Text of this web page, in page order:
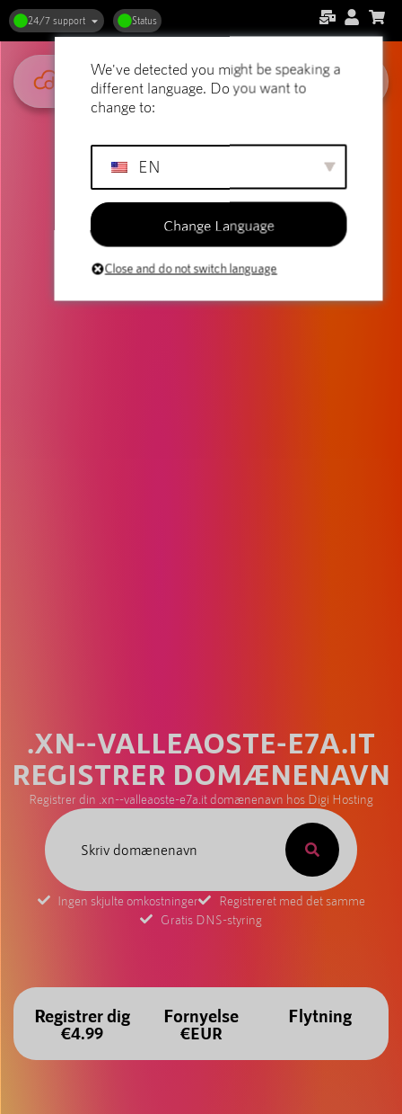
24/7 support Status
.XN--VALLEAOSTE-E7A.IT
REGISTRER DOMÆNENAVN
Registrer din .xn--valleaoste-e7a.it domænenavn hos Digi Hosting
Ingen skjulte omkostninger
Registreret med det samme
Gratis DNS-styring
Registrer dig
€4.99
Fornyelse
€EUR
Flytning
We've detected you might be speaking a
different language. Do you want to
change to:
EN
Change Language
Close and do not switch language